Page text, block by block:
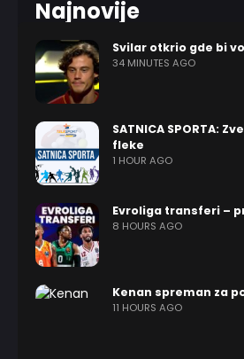
Najnovije
Svilar otkrio gde bi
34 MINUTES AGO
SATNICA SPORTA:
fleke
1 HOUR AGO
Evroliga transferi –
8 HOURS AGO
Kenan spreman za
11 HOURS AGO